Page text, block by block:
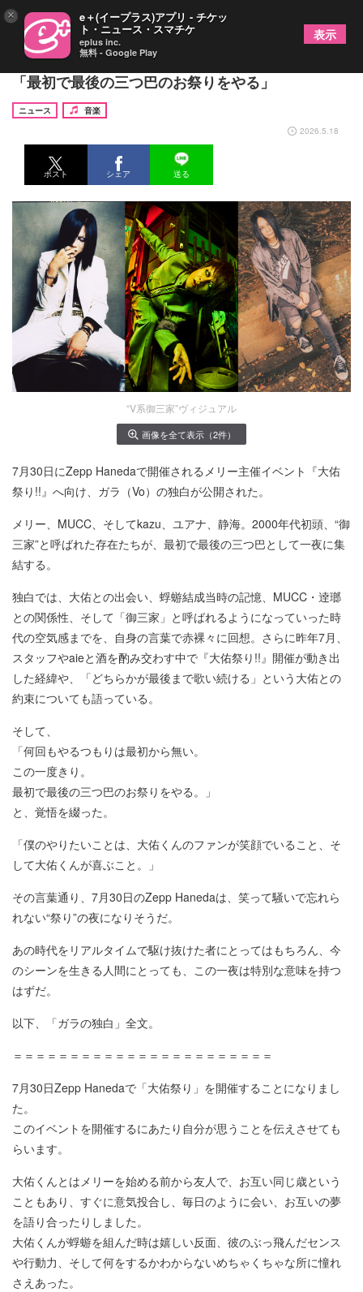
メリー主催『大佑祭り!!』へ向けガラの独白公開
「最初で最後の三つ巴のお祭りをやる」
ニュース
音楽
2026.5.18
ポスト シェア 送る
“V系御三家”ヴィジュアル
画像を全て表示（2件）
7月30日にZepp Hanedaで開催されるメリー主催イベント『大佑
祭り!!』へ向け、ガラ（Vo）の独白が公開された。
メリー、MUCC、そしてkazu、ユアナ、静海。2000年代初頭、“御
三家”と呼ばれた存在たちが、最初で最後の三つ巴として一夜に集
結する。
独白では、大佑との出会い、蜉蝣結成当時の記憶、MUCC・逹瑯
との関係性、そして「御三家」と呼ばれるようになっていった時
代の空気感までを、自身の言葉で赤裸々に回想。さらに昨年7月、
スタッフやaieと酒を酌み交わす中で『大佑祭り!!』開催が動き出
した経緯や、「どちらかが最後まで歌い続ける」という大佑との
約束についても語っている。
そして、
「何回もやるつもりは最初から無い。
この一度きり。
最初で最後の三つ巴のお祭りをやる。」
と、覚悟を綴った。
「僕のやりたいことは、大佑くんのファンが笑顔でいること、そ
して大佑くんが喜ぶこと。」
その言葉通り、7月30日のZepp Hanedaは、笑って騒いで忘れら
れない“祭り”の夜になりそうだ。
あの時代をリアルタイムで駆け抜けた者にとってはもちろん、今
のシーンを生きる人間にとっても、この一夜は特別な意味を持つ
はずだ。
以下、「ガラの独白」全文。
＝＝＝＝＝＝＝＝＝＝＝＝＝＝＝＝＝＝＝＝＝＝＝
7月30日Zepp Hanedaで「大佑祭り」を開催することになりまし
た。
このイベントを開催するにあたり自分が思うことを伝えさせても
らいます。
大佑くんとはメリーを始める前から友人で、お互い同じ歳という
こともあり、すぐに意気投合し、毎日のように会い、お互いの夢
を語り合ったりしました。
大佑くんが蜉蝣を組んだ時は嬉しい反面、彼のぶっ飛んだセンス
や行動力、そして何をするかわからないめちゃくちゃな所に憧れ
さえあった。
× e＋(イープラス)アプリ - チケッ
ト・ニュース・スマチケ
eplus inc.
無料 - Google Play
表示